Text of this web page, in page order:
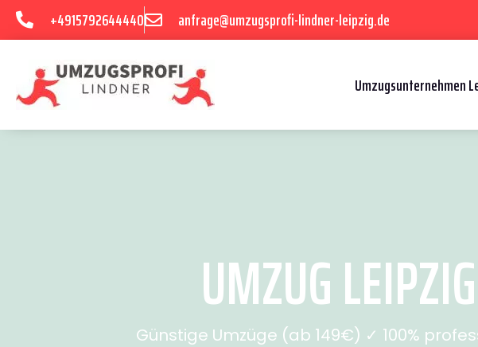
+4915792644440 anfrage@umzugsprofi-lindner-leipzig.de
Umzugsunternehmen
UMZUG
Günstige Umzüge (ab 149€) ✓ 100%